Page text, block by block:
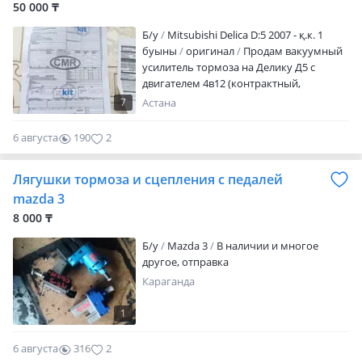
50 000 ₸
7
Б/y
Mitsubishi Delica D:5 2007 - қ.к. 1
буыны
оригинал
Продам вакуумный
усилитель тормоза на Делику Д5 с
двигателем 4в12 (контрактный,
заказывали через дром, с Хабаровска),
Астана
6 августа 190 2
Лягушки тормоза и сцепления с педалей
mazda 3
8 000 ₸
1
Б/y Mazda 3
В наличии и многое
другое, отправка
Караганда
6 августа 316 2